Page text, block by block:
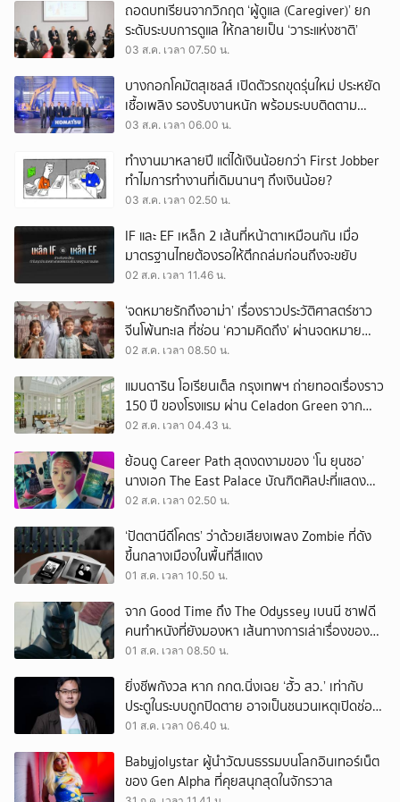
ถอดบทเรียนจากวิกฤต ‘ผู้ดูแล (Caregiver)’ ยก
ระดับระบบการดูแล ให้กลายเป็น ‘วาระแห่งชาติ’
03 ส.ค. เวลา 07.50 น.
บางกอกโคมัตสุเซลส์ เปิดตัวรถขุดรุ่นใหม่ ประหยัด
เชื้อเพลิง รองรับงานหนัก พร้อมระบบติดตาม
เครื่องจักรผ่านดาวเทียม
03 ส.ค. เวลา 06.00 น.
ทำงานมาหลายปี แต่ได้เงินน้อยกว่า First Jobber
ทำไมการทำงานที่เดิมนานๆ ถึงเงินน้อย?
03 ส.ค. เวลา 02.50 น.
IF และ EF เหล็ก 2 เส้นที่หน้าตาเหมือนกัน เมื่อ
มาตรฐานไทยต้องรอให้ตึกถล่มก่อนถึงจะขยับ
02 ส.ค. เวลา 11.46 น.
‘จดหมายรักถึงอาม่า’ เรื่องราวประวัติศาสตร์ชาว
จีนโพ้นทะเล ที่ซ่อน ‘ความคิดถึง’ ผ่านจดหมาย
‘โพยก๊วน’
02 ส.ค. เวลา 08.50 น.
แมนดาริน โอเรียนเต็ล กรุงเทพฯ ถ่ายทอดเรื่องราว
150 ปี ของโรงแรม ผ่าน Celadon Green จาก
เครื่องศิลาดล
02 ส.ค. เวลา 04.43 น.
ย้อนดู Career Path สุดงดงามของ ‘โน ยุนซอ’
นางเอก The East Palace บัณฑิตศิลปะที่แสดง
เรื่องไหนก็ปัง
02 ส.ค. เวลา 02.50 น.
‘ปัตตานีดีโคตร’ ว่าด้วยเสียงเพลง Zombie ที่ดัง
ขึ้นกลางเมืองในพื้นที่สีแดง
01 ส.ค. เวลา 10.50 น.
จาก Good Time ถึง The Odyssey เบนนี ซาฟดี
คนทำหนังที่ยังมองหา เส้นทางการเล่าเรื่องของตัว
เอง
01 ส.ค. เวลา 08.50 น.
ยิ่งชีพกังวล หาก กกต.นิ่งเฉย ‘ฮั้ว สว.’ เท่ากับ
ประตูในระบบถูกปิดตาย อาจเป็นชนวนเหตุเปิดช่อง
‘ลงถนน’
01 ส.ค. เวลา 06.40 น.
Babyjolystar ผู้นำวัฒนธรรมบนโลกอินเทอร์เน็ต
ของ Gen Alpha ที่คุยสนุกสุดในจักรวาล